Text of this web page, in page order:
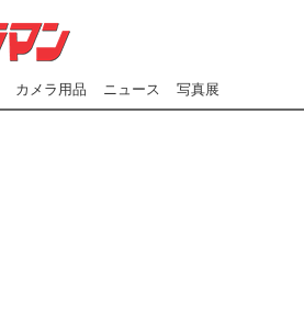
カメラ用品 ニュース 写真展